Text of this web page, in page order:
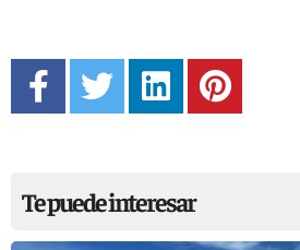
Te puede interesar